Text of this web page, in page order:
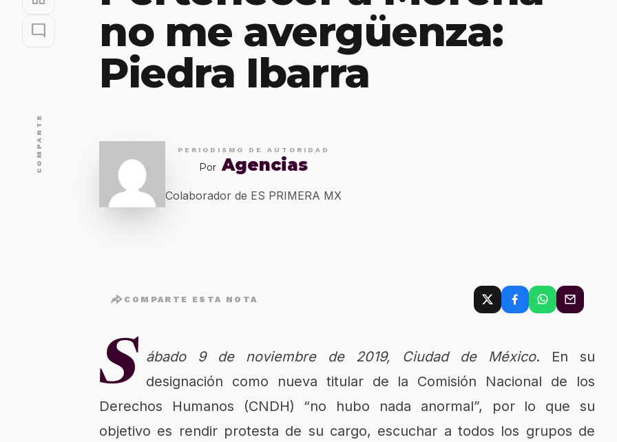
mode_comment
COMPARTE
no me avergüenza:
Piedra Ibarra
PERIODISMO DE AUTORIDAD
Por Agencias
Colaborador de ES PRIMERA MX
COMPARTE ESTA NOTA
S ábado 9 de noviembre de 2019, Ciudad de México. En su
designación como nueva titular de la Comisión Nacional de los
Derechos Humanos (CNDH) “no hubo nada anormal”, por lo que su
objetivo es rendir protesta de su cargo, escuchar a todos los grupos de